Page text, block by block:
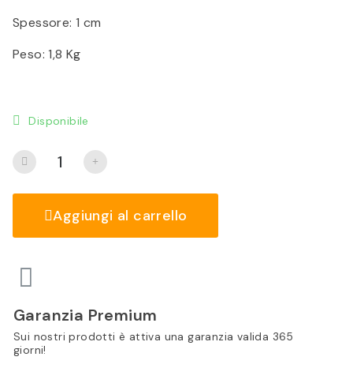
Spessore: 1 cm
Peso: 1,8 Kg
Disponibile
Aggiungi al carrello
Garanzia Premium
Sui nostri prodotti è attiva una garanzia valida 365
giorni!